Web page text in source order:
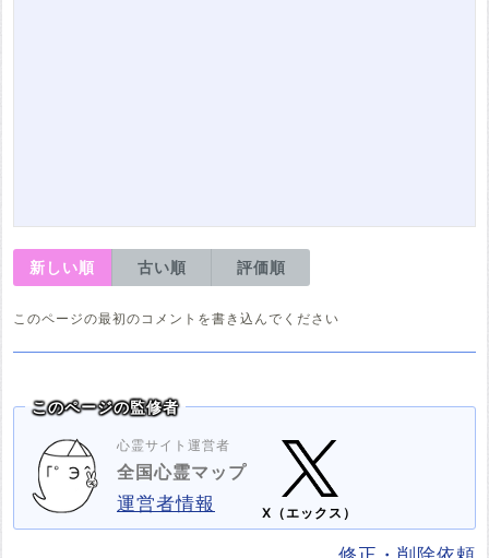
新しい順 古い順 評価順
このページの最初のコメントを書き込んでください
このページの監修者
心霊サイト運営者
全国心霊マップ
運営者情報
X（エックス）